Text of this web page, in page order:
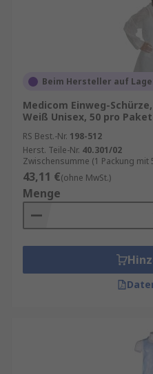
Beim Hersteller auf
Medicom Einweg-
Weiß Unisex, 50 pro
RS Best.-Nr. 198-512
Herst. Teile-Nr. 40.301/02
Zwischensumme (1 Packung mit
43,11 €(ohne MwSt.)
Menge